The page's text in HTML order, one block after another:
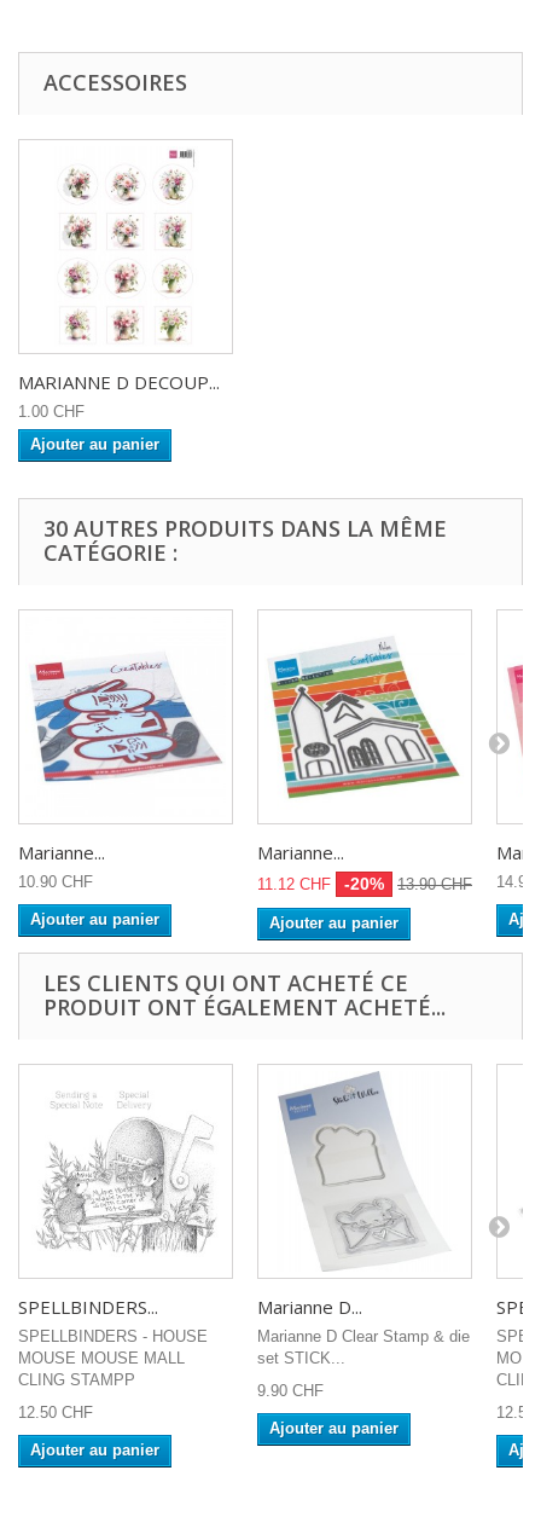
ACCESSOIRES
MARIANNE D DECOUP...
1.00 CHF
Ajouter au panier
30 AUTRES PRODUITS DANS LA MÊME
CATÉGORIE :
Marianne...
10.90 CHF
Ajouter au panier
Marianne...
11.12 CHF -20% 13.90 CHF
Ajouter au panier
14.90
LES CLIENTS QUI ONT ACHETÉ CE
PRODUIT ONT ÉGALEMENT ACHETÉ...
SPELLBINDERS...
SPELLBINDERS - HOUSE
MOUSE MOUSE MALL
CLING STAMPP
12.50 CHF
Ajouter au panier
Marianne D...
Marianne D Clear Stamp & die
set STICK...
9.90 CHF
Ajouter au panier
12.50